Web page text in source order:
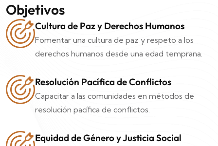
Objetivos
Cultura de Paz y Derechos Humanos
Fomentar una cultura de paz y respeto a los
derechos humanos desde una edad temprana.
Resolución Pacífica de Conflictos
Capacitar a las comunidades en métodos de
resolución pacífica de conflictos.
Equidad de Género y Justicia Social